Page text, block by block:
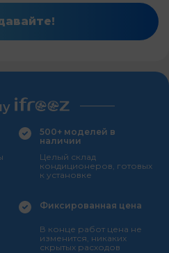
500+ моделей в
наличии
Целый склад
кондиционеров, готовых
к установке
Фиксированная цена
В конце работ цена не
изменится, никаких
скрытых расходов